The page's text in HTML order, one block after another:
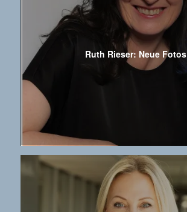
Ruth Rieser: Neue Fotos